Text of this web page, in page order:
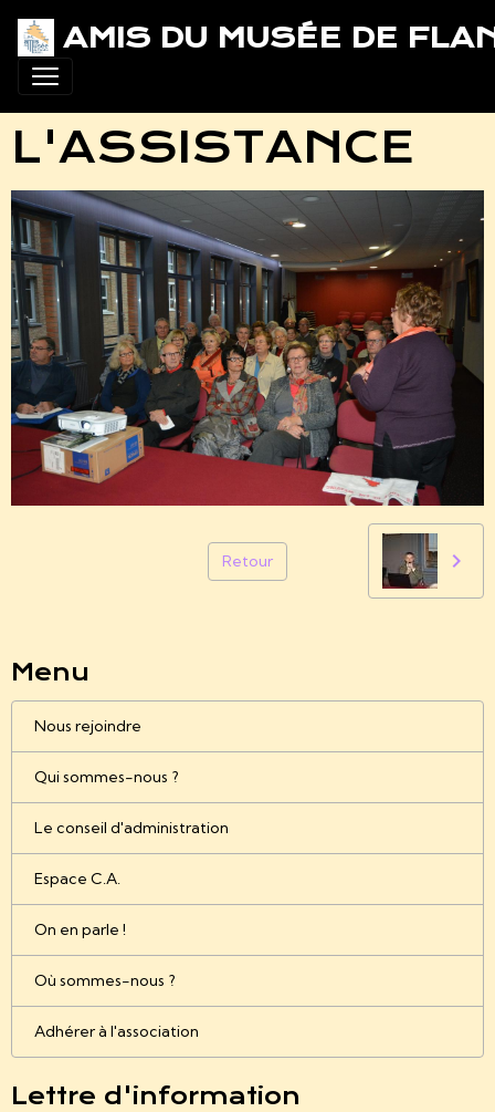
AMIS DU MUSÉE DE
L'ASSISTANCE
Retour
Menu
Nous rejoindre
Qui sommes-nous ?
Le conseil d'administration
Espace C.A.
On en parle !
Où sommes-nous ?
Adhérer à l'association
Lettre d'information